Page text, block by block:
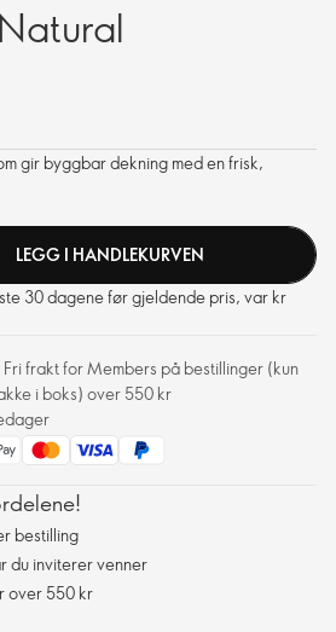
gir byggbar dekning med en frisk,
LEGG I HANDLEKURVEN
30 dagene før gjeldende pris, var kr
frakt for Members på bestillinger (kun
i boks) over 550 kr
bestilling
du inviterer venner
over 550 kr